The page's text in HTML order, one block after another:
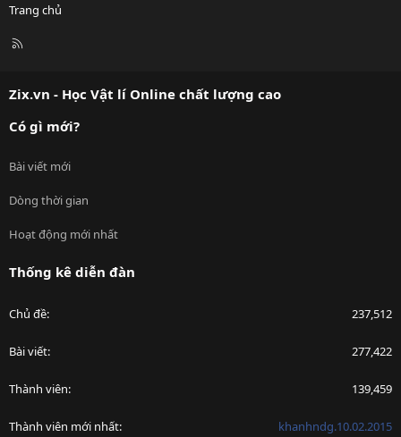
Trang chủ
R
Zix.vn - Học Vật lí Online chất lượng cao
Có gì mới?
Bài viết mới
Dòng thời gian
Hoạt động mới nhất
Thống kê diễn đàn
Chủ đề 237,512
Bài viết 277,422
Thành viên 139,459
Thành viên mới nhất khanhndg.10.02.2015